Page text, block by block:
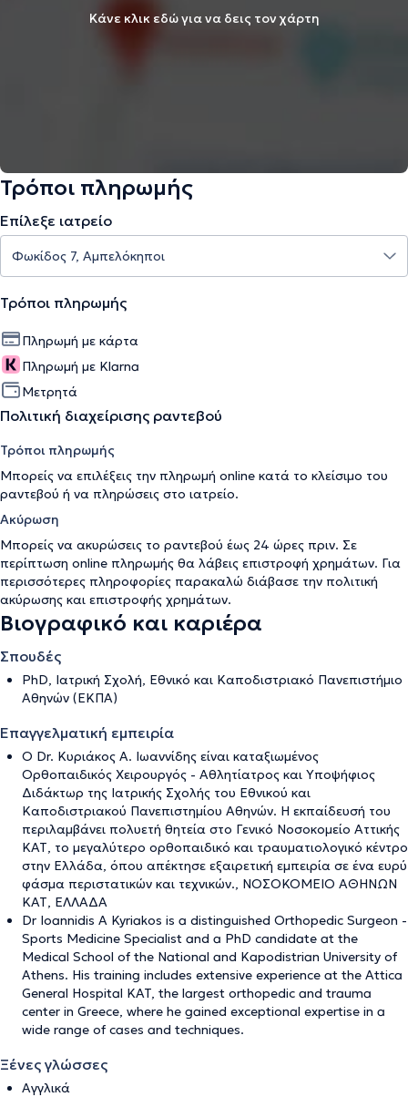
Κάνε κλικ εδώ για να δεις τον χάρτη
Τρόποι πληρωμής
Επίλεξε ιατρείο
Τρόποι πληρωμής
Πληρωμή με κάρτα
Πληρωμή με Klarna
Μετρητά
Πολιτική διαχείρισης ραντεβού
Τρόποι πληρωμής
Μπορείς να επιλέξεις την πληρωμή online κατά το κλείσιμο του
ραντεβού ή να πληρώσεις στο ιατρείο.
Ακύρωση
Μπορείς να ακυρώσεις το ραντεβού έως 24 ώρες πριν. Σε
περίπτωση online πληρωμής θα λάβεις επιστροφή χρημάτων. Για
περισσότερες πληροφορίες παρακαλώ διάβασε την πολιτική
ακύρωσης και επιστροφής χρημάτων.
Βιογραφικό και καριέρα
Σπουδές
PhD, Ιατρική Σχολή, Eθνικό και Καποδιστριακό Πανεπιστήμιο
Αθηνών (ΕΚΠΑ)
Επαγγελματική εμπειρία
Ο Dr. Κυριάκος Α. Ιωαννίδης είναι καταξιωμένος
Ορθοπαιδικός Χειρουργός - Αθλητίατρος και Υποψήφιος
Διδάκτωρ της Ιατρικής Σχολής του Εθνικού και
Καποδιστριακού Πανεπιστημίου Αθηνών. Η εκπαίδευσή του
περιλαμβάνει πολυετή θητεία στο Γενικό Νοσοκομείο Αττικής
ΚΑΤ, το μεγαλύτερο ορθοπαιδικό και τραυματιολογικό κέντρο
στην Ελλάδα, όπου απέκτησε εξαιρετική εμπειρία σε ένα ευρύ
φάσμα περιστατικών και τεχνικών., ΝΟΣΟΚΟΜΕΙΟ ΑΘΗΝΩΝ
ΚΑΤ, ΕΛΛΑΔΑ
Dr Ioannidis A Kyriakos is a distinguished Orthopedic Surgeon -
Sports Medicine Specialist and a PhD candidate at the
Medical School of the National and Kapodistrian University of
Athens. His training includes extensive experience at the Attica
General Hospital KAT, the largest orthopedic and trauma
center in Greece, where he gained exceptional expertise in a
wide range of cases and techniques.
Ξένες γλώσσες
Αγγλικά